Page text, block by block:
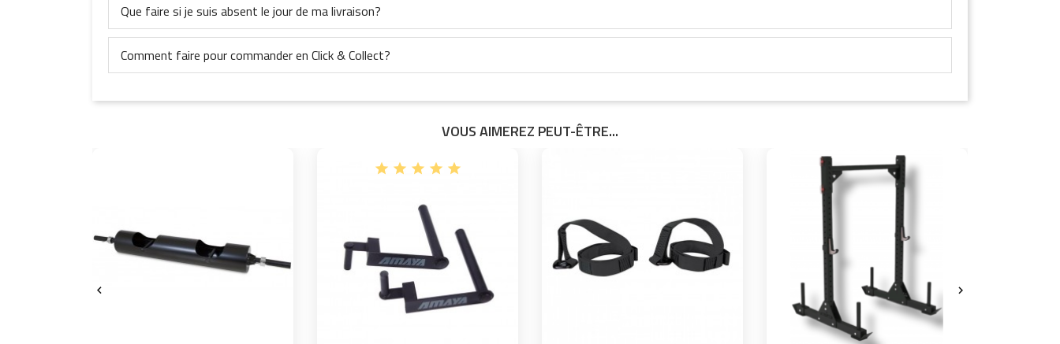
Que faire si je suis absent le jour de ma livraison?
Comment faire pour commander en Click & Collect?
VOUS AIMEREZ PEUT-ÊTRE...
 